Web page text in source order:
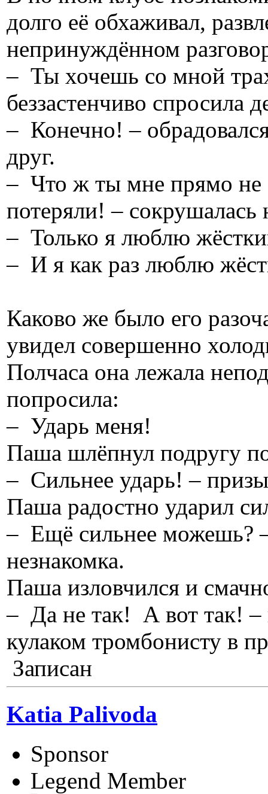
долго её обхаживал,
непринуждённом
– Ты хочешь со мной
беззастенчиво спросила
– Конечно! –
друг.
– Что ж ты мне прямо не
потеряли! – сокрушалась
– Только я люблю
– И я как раз люблю
Каково же было его
увидел совершенно
Полчаса она лежала
попросила:
– Ударь меня!
Паша шлёпнул подругу
– Сильнее ударь! –
Паша радостно ударил
– Ещё сильнее можешь?
незнакомка.
Паша изловчился и
– Да не так! А вот так! –
кулаком тромбонисту в
Записан
Katia Palivoda
Sponsor
Legend Member